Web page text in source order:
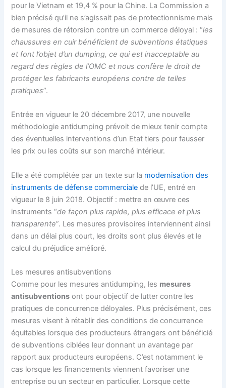
pour le Vietnam et 19,4 % pour la Chine. La Commission a
bien précisé qu’il ne s’agissait pas de protectionnisme mais
de mesures de rétorsion contre un commerce déloyal : “les
chaussures en cuir bénéficient de subventions étatiques
et font l’objet d’un dumping, ce qui est inacceptable au
regard des règles de l’OMC et nous confère le droit de
protéger les fabricants européens contre de telles
pratiques”.
Entrée en vigueur le 20 décembre 2017, une nouvelle
méthodologie antidumping prévoit de mieux tenir compte
des éventuelles interventions d’un Etat tiers pour fausser
les prix ou les coûts sur son marché intérieur.
Elle a été complétée par un texte sur la modernisation des
instruments de défense commerciale de l’UE, entré en
vigueur le 8 juin 2018. Objectif : mettre en œuvre ces
instruments “de façon plus rapide, plus efficace et plus
transparente”. Les mesures provisoires interviennent ainsi
dans un délai plus court, les droits sont plus élevés et le
calcul du préjudice amélioré.
Les mesures antisubventions
Comme pour les mesures antidumping, les mesures
antisubventions ont pour objectif de lutter contre les
pratiques de concurrence déloyales. Plus précisément, ces
mesures visent à rétablir des conditions de concurrence
équitables lorsque des producteurs étrangers ont bénéficié
de subventions ciblées leur donnant un avantage par
rapport aux producteurs européens. C’est notamment le
cas lorsque les financements viennent favoriser une
entreprise ou un secteur en particulier. Lorsque cette